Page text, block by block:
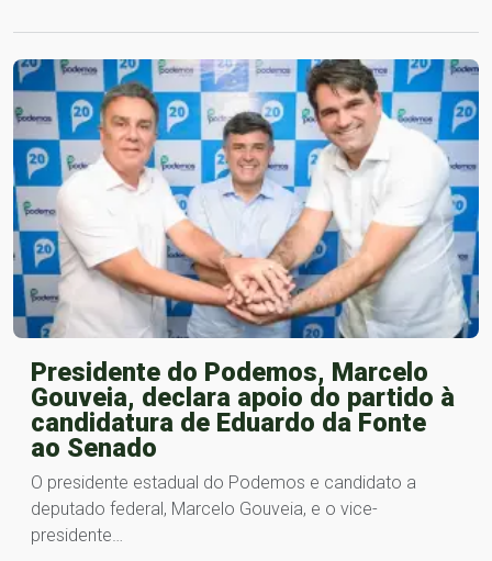
Presidente do Podemos, Marcelo
Gouveia, declara apoio do partido à
candidatura de Eduardo da Fonte
ao Senado
O presidente estadual do Podemos e candidato a
deputado federal, Marcelo Gouveia, e o vice-
presidente…